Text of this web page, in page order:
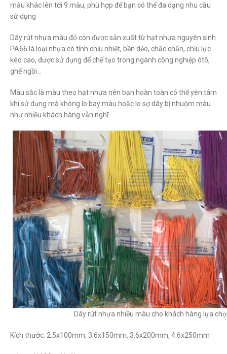
màu khác lên tới 9 màu, phù hợp để bạn có thể đa dạng nhu cầu
sử dụng
Dây rút nhựa màu đỏ còn được sản xuất từ hạt nhựa nguyên sinh
PA66 là loại nhựa có tính chịu nhiệt, bền dẻo, chắc chắn, chịu lực
kéo cao, được sử dụng để chế tạo trong ngành công nghiệp ôtô,
ghế ngồi…
Màu sắc là màu theo hạt nhựa nên bạn hoàn toàn có thể yên tâm
khi sử dụng mà không lo bay màu hoặc lo sợ dây bị nhuộm màu
như nhiều khách hàng vẫn nghĩ
Dây rút nhựa nhiều màu cho khách hàng lựa
Kích thước: 2.5x100mm, 3.6x150mm, 3.6x200mm, 4.6x250mm